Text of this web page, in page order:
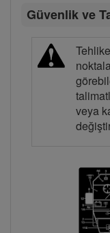
Güvenlik ve
veya